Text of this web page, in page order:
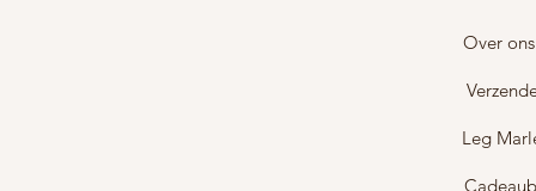
Over ons
Leg